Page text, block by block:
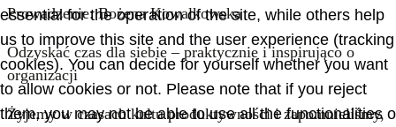
Prowadzenie: Bożena Kowalkowska
Odzyskać czas dla siebie – praktycznie i inspirująco o
organizacji
Żyjemy w czasach kultu produktywności i zapomnieliśmy,
essential for the operation of the site, while others help
us to improve this site and the user experience (tracking
cookies). You can decide for yourself whether you want
to allow cookies or not. Please note that if you reject
them, you may not be able to use all the functionalities